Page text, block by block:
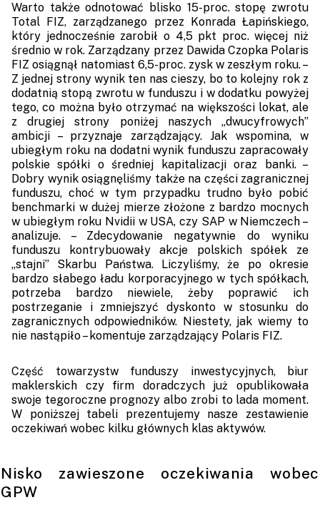
Warto także odnotować blisko 15-proc. stopę zwrotu
Total FIZ, zarządzanego przez Konrada Łapińskiego,
który jednocześnie zarobił o 4,5 pkt proc. więcej niż
średnio w rok. Zarządzany przez Dawida Czopka Polaris
FIZ osiągnął natomiast 6,5-proc. zysk w zeszłym roku. –
Z jednej strony wynik ten nas cieszy, bo to kolejny rok z
dodatnią stopą zwrotu w funduszu i w dodatku powyżej
tego, co można było otrzymać na większości lokat, ale
z drugiej strony poniżej naszych „dwucyfrowych”
ambicji – przyznaje zarządzający. Jak wspomina, w
ubiegłym roku na dodatni wynik funduszu zapracowały
polskie spółki o średniej kapitalizacji oraz banki. –
Dobry wynik osiągnęliśmy także na części zagranicznej
funduszu, choć w tym przypadku trudno było pobić
benchmarki w dużej mierze złożone z bardzo mocnych
w ubiegłym roku Nvidii w USA, czy SAP w Niemczech –
analizuje. – Zdecydowanie negatywnie do wyniku
funduszu kontrybuowały akcje polskich spółek ze
„stajni” Skarbu Państwa. Liczyliśmy, że po okresie
bardzo słabego ładu korporacyjnego w tych spółkach,
potrzeba bardzo niewiele, żeby poprawić ich
postrzeganie i zmniejszyć dyskonto w stosunku do
zagranicznych odpowiedników. Niestety, jak wiemy to
nie nastąpiło – komentuje zarządzający Polaris FIZ.
Część towarzystw funduszy inwestycyjnych, biur
maklerskich czy firm doradczych już opublikowała
swoje tegoroczne prognozy albo zrobi to lada moment.
W poniższej tabeli prezentujemy nasze zestawienie
oczekiwań wobec kilku głównych klas aktywów.
Nisko zawieszone oczekiwania wobec
GPW